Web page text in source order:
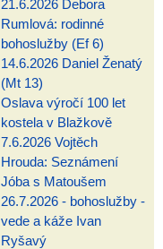
21.6.2026 Debora
Rumlová: rodinné
bohoslužby (Ef 6)
14.6.2026 Daniel Ženatý
(Mt 13)
Oslava výročí 100 let
kostela v Blažkově
7.6.2026 Vojtěch
Hrouda: Seznámení
Jóba s Matoušem
26.7.2026 - bohoslužby -
vede a káže Ivan
Ryšavý